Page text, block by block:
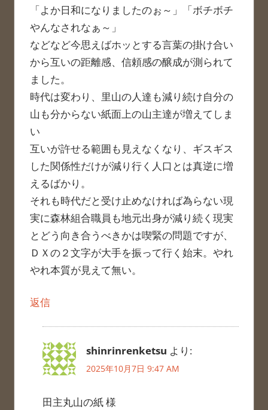
「よか日和になりましたのぉ～」「ボチボチ
やんなされなぁ～」
などなど今思えばホッとする言葉の掛け合い
から互いの距離感、信頼感の醸成が測られて
ました。
時代は変わり、里山の人達も減り続け自分の
山も分からない紙面上の山主達が増えてしま
い
互いが許せる範囲も見えなくなり、ギスギス
した関係性だけが減り行く人口とは真逆に増
えるばかり。
それも時代だと受け止めなければ為らない現
実に森林組合職員も地元出身が減り続く現実
とどう向き合うべきかは喫緊の問題ですが、
ＤＸの２文字が大手を振って行く始末。やれ
やれ本質が見えて無い。
返信
shinrinrenketsu より:
2025年10月7日 9:47 AM
田主丸山の紙 様